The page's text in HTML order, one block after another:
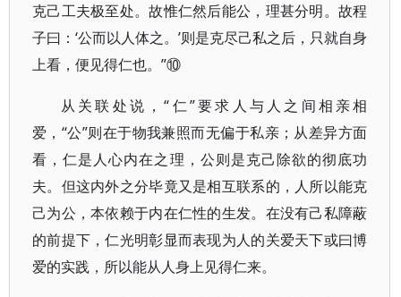
克己工夫极至处。故惟仁然后能公，理甚分明。故程
子曰：‘公而以人体之。’则是克尽己私之后，只就自身
上看，便见得仁也。”⑩
从关联处说，“仁”要求人与人之间相亲相
爱，“公”则在于物我兼照而无偏于私亲；从差异方面
看，仁是人心内在之理，公则是克己除欲的彻底功
夫。但这内外之分毕竟又是相互联系的，人所以能克
己为公，本依赖于内在仁性的生发。在没有己私障蔽
的前提下，仁光明彰显而表现为人的关爱天下或曰博
爱的实践，所以能从人身上见得仁来。